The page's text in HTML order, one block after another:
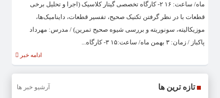
ماه/ ساعت: ۱۶ ۲- کارگاه تخصصی گیتار کلاسیک (اجرا و تحلیل برخی
قطعات با در نظر گرفتن تکنیک صحیح، تفسیر قطعات، داینامیک‌ها،
موزیکالیته، سونوریته و بررسی شیوه صحیح تمرین) / مدرس: مهرداد
پاکباز / زمان: ۳ بهمن ماه/ ساعت:۱۵ ۳- کارگاه...
ادامه خبر
تازه ترین ها آرشیو خبر ها